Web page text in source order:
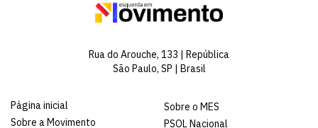
Rua do Arouche, 133 | República
São Paulo, SP | Brasil
Página inicial
Sobre a Movimento
Sobre o MES
PSOL Nacional